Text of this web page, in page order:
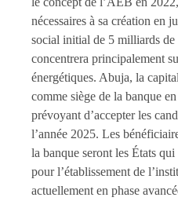
nécessaires à sa création en
social initial de 5 milliards de
concentrera principalement
énergétiques. Abuja, la
comme siège de la banque
prévoyant d’accepter les
l’année 2025. Les
la banque seront les États
pour l’établissement de
actuellement en phase